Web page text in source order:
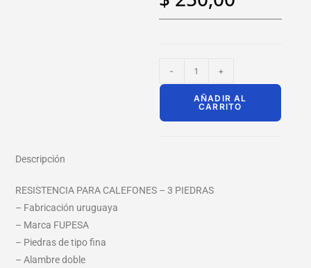
- +
AÑADIR AL
CARRITO
Descripción
RESISTENCIA PARA CALEFONES – 3 PIEDRAS
– Fabricación uruguaya
– Marca FUPESA
– Piedras de tipo fina
– Alambre doble